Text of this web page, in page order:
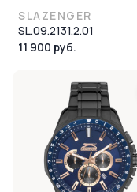
SLAZENGER
SL.09.2131.2.01
11 900 руб.